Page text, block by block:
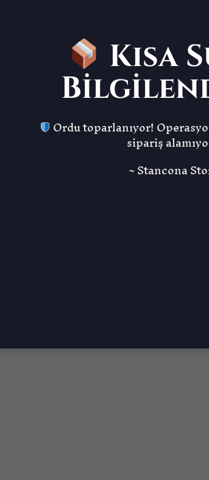
Kısa
Ordu toparlanıyor!
sipariş
~ Stancona